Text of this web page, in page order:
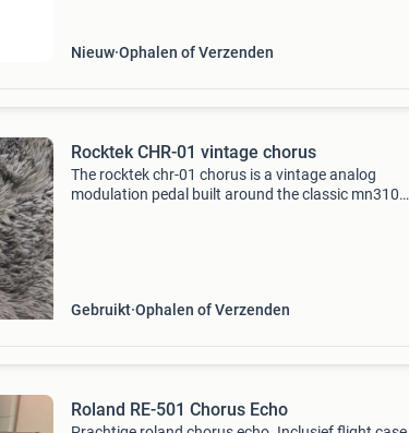
Nieuw Ophalen of Verzenden
Rocktek CHR-01 vintage chorus
The rocktek chr-01 chorus is a vintage analog
modulation pedal built around the classic mn3102
Gebruikt Ophalen of Verzenden
Roland RE-501 Chorus Echo